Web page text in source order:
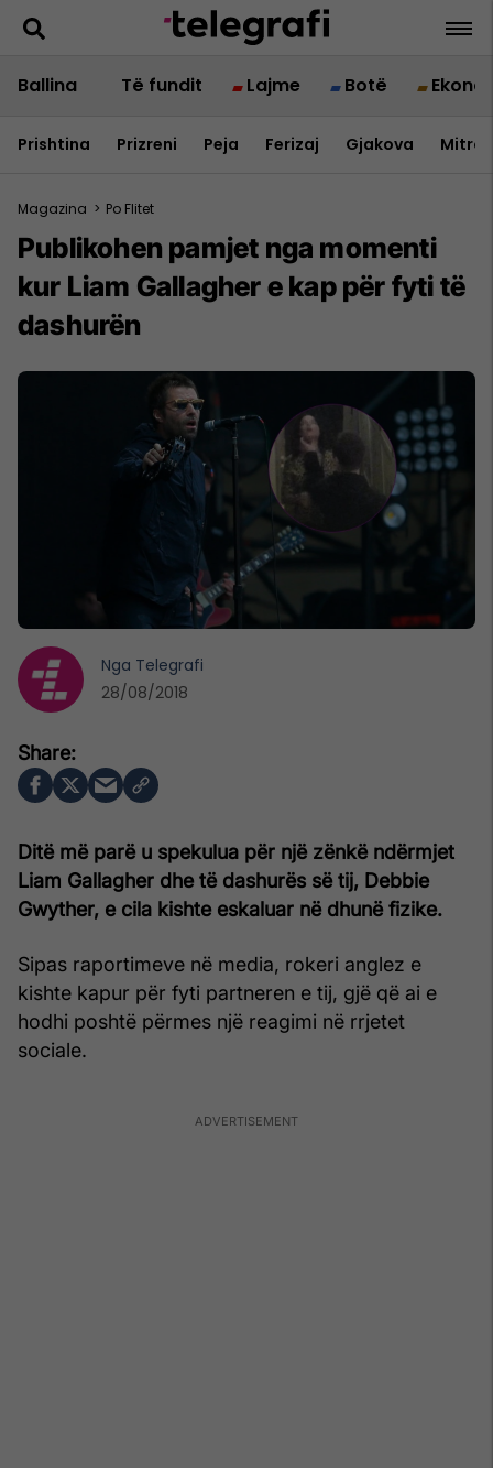
Ballina Të fundit Lajme Botë
Prishtina Prizreni Peja Ferizaj Gjakova
Magazina > Po Flitet
Publikohen pamjet nga momenti
kur Liam Gallagher e kap për fyti të
dashurën
Ditë më parë u spekulua për një zënkë ndërmjet
Liam Gallagher dhe të dashurës së tij, Debbie
Gwyther, e cila kishte eskaluar në dhunë fizike.
Sipas raportimeve në media, rokeri anglez e
kishte kapur për fyti partneren e tij, gjë që ai e
hodhi poshtë përmes një reagimi në rrjetet
sociale.
Nga Telegrafi
28/08/2018